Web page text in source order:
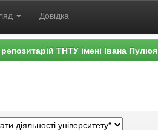
Довідка
ТНТУ імені Івана Пулюя